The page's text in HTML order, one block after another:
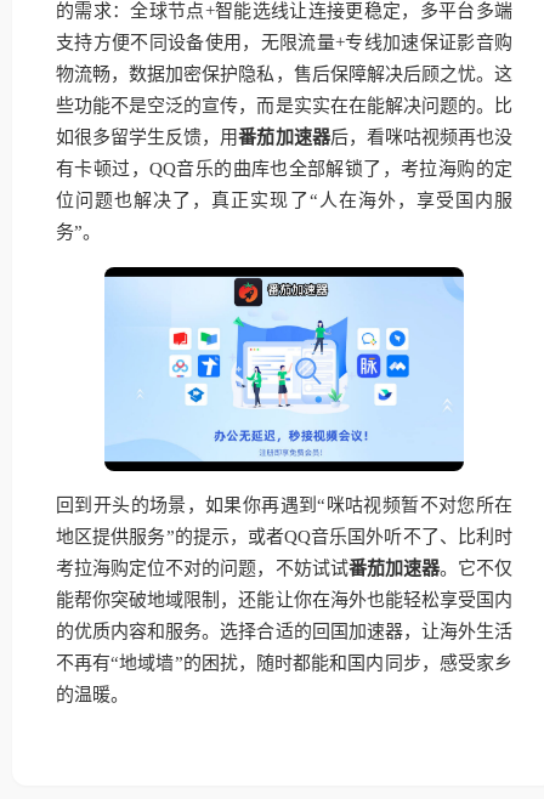
的需求：全球节点+智能选线让连接更稳定，多平台多端
支持方便不同设备使用，无限流量+专线加速保证影音购
物流畅，数据加密保护隐私，售后保障解决后顾之忧。这
些功能不是空泛的宣传，而是实实在在能解决问题的。比
如很多留学生反馈，用番茄加速器后，看咪咕视频再也没
有卡顿过，QQ音乐的曲库也全部解锁了，考拉海购的定
位问题也解决了，真正实现了“人在海外，享受国内服
务”。
回到开头的场景，如果你再遇到“咪咕视频暂不对您所在
地区提供服务”的提示，或者QQ音乐国外听不了、比利时
考拉海购定位不对的问题，不妨试试番茄加速器。它不仅
能帮你突破地域限制，还能让你在海外也能轻松享受国内
的优质内容和服务。选择合适的回国加速器，让海外生活
不再有“地域墙”的困扰，随时都能和国内同步，感受家乡
的温暖。